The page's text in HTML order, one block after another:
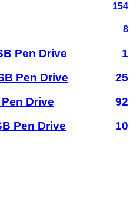
154
8
Pen Drive
1
Pen Drive
25
Drive
92
Pen Drive
10